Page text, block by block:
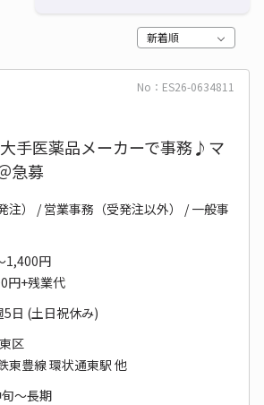
新着順
No：ES26-0634811
手医薬品メーカーで事務♪マ
急募
注） / 営業事務（受発注以外） / 一般事
1,400円
円+残業代
日 (土日祝休み)
区
東豊線 環状通東駅 他
～長期